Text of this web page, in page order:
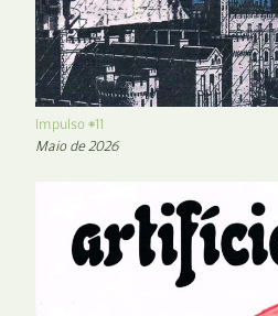
Impulso #11
Maio de 2026